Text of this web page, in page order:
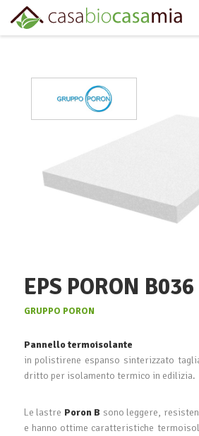
EPS PORON B036
GRUPPO PORON
Pannello termoisolante
in polistirene espanso sinterizzato
dritto per isolamento termico in edilizia.
Le lastre Poron B sono leggere,
e hanno ottime caratteristiche